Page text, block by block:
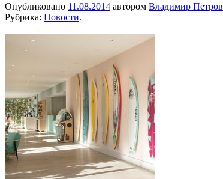
Опубликовано 11.08.2014 автором Владимир Петров
Рубрика: Новости.